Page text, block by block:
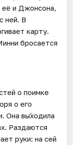
её и Джонсона,
ней. В
карту.
бросается
о поимке
о его
Она вы́ходила
Раздаются
руки: на сей